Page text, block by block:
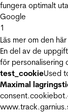
fungera optimalt
Google
1
Läs mer om den
En del av de
för personalisering
test_cookieUsed
Maximal